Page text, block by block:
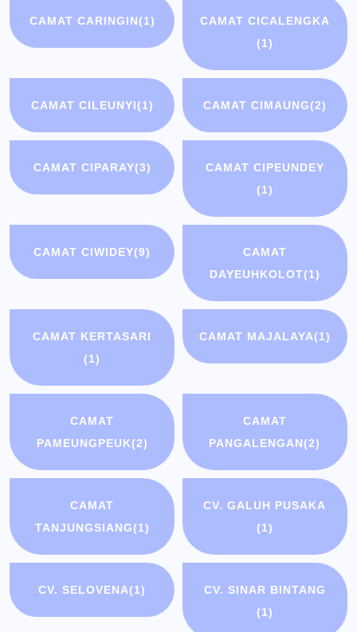
CAMAT CARINGIN(1)
CAMAT CICALENGKA
(1)
CAMAT CILEUNYI(1) CAMAT CIMAUNG(2)
CAMAT CIPARAY(3)
CAMAT CIPEUNDEY
(1)
CAMAT CIWIDEY(9)
CAMAT
DAYEUHKOLOT(1)
CAMAT KERTASARI
(1)
CAMAT MAJALAYA(1)
CAMAT
PAMEUNGPEUK(2)
CAMAT
PANGALENGAN(2)
CAMAT
TANJUNGSIANG(1)
CV. GALUH PUSAKA
(1)
CV. SELOVENA(1)
CV. SINAR BINTANG
(1)